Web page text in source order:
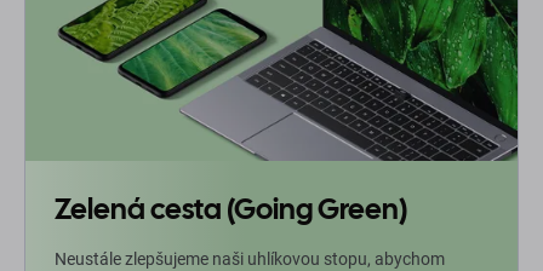
Zelená cesta (Going Green)
Neustále zlepšujeme naši uhlíkovou stopu, abychom